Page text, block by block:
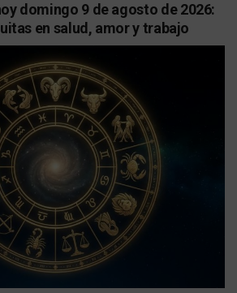
domingo 9 de agosto de 2026:
en salud, amor y trabajo